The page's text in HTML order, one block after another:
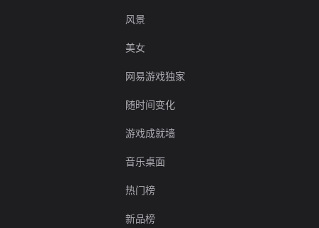
风景
美女
网易游戏独家
随时间变化
游戏成就墙
音乐桌面
热门榜
新品榜